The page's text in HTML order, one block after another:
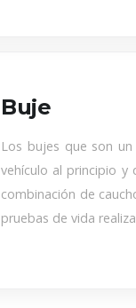
Buje
Los bujes que son
vehículo al principio y
combinación de
pruebas de vida